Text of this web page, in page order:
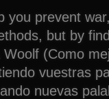
you prevent
but by
Woolf (Como
vuestras
nuevas